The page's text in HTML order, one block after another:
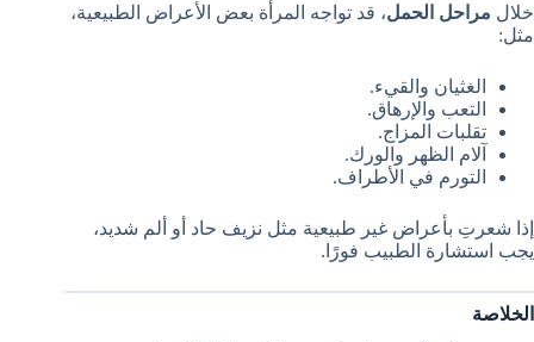
خلال مراحل الحمل، قد تواجه المرأة بعض الأعراض الطبيعية،
مثل:
الغثيان والقيء.
التعب والإرهاق.
تقلبات المزاج.
آلام الظهر والورك.
التورم في الأطراف.
إذا شعرتِ بأعراض غير طبيعية مثل نزيف حاد أو ألم شديد،
يجب استشارة الطبيب فورًا.
الخلاصة